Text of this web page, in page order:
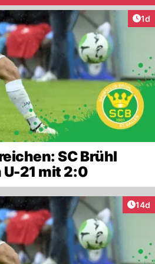
1d
SC Brühl
21 mit 2:0
14d